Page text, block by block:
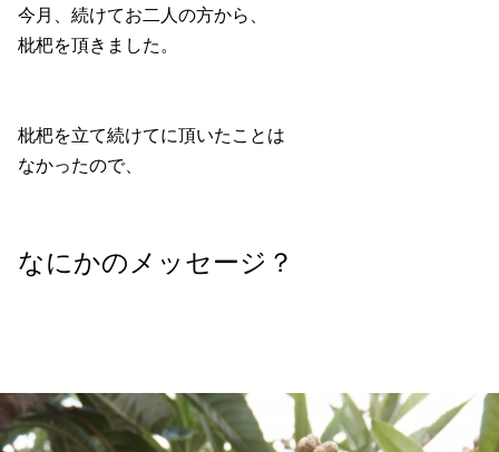
今月、続けてお二人の方から、
枇杷を頂きました。
枇杷を立て続けてに頂いたことは
なかったので、
なにかのメッセージ？